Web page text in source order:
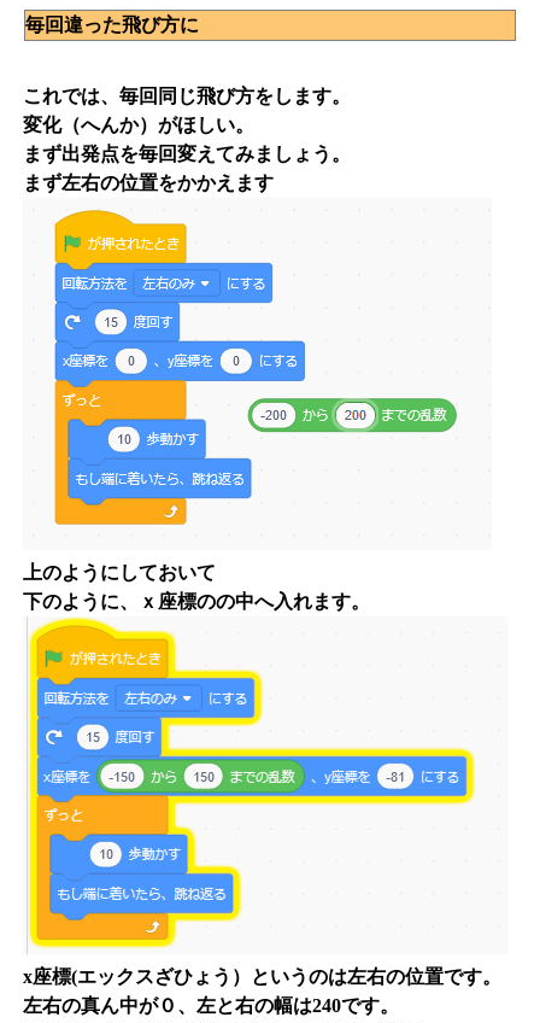
毎回違った飛び方に
これでは、毎回同じ飛び方をします。
変化（へんか）がほしい。
まず出発点を毎回変えてみましょう。
まず左右の位置をかかえます
上のようにしておいて
下のように、ｘ座標のの中へ入れます。
x座標(エックスざひょう）というのは左右の位置です。
左右の真ん中が０、左と右の幅は240です。